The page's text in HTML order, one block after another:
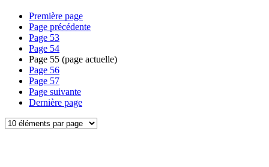
Première page
Page précédente
Page 53
Page 54
Page 55 (page actuelle)
Page 56
Page 57
Page suivante
Dernière page